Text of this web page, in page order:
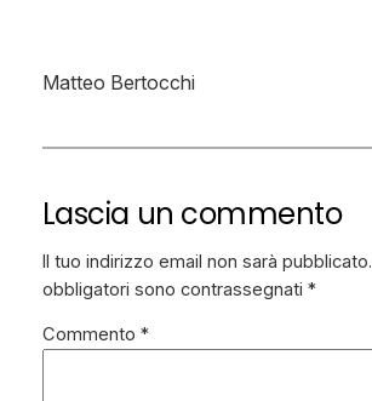
Matteo Bertocchi
Lascia un commento
Il tuo indirizzo email non sarà pubblicato.
obbligatori sono contrassegnati *
Commento *